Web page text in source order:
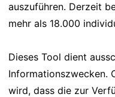
auszuführen. Derzeit
mehr als 18.000
Dieses Tool dient
Informationszwecken.
wird, dass die zur